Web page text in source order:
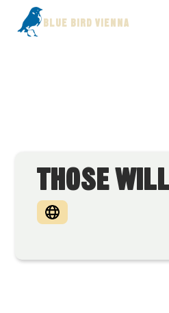
BLUE BIRD VIENNA
THOSE